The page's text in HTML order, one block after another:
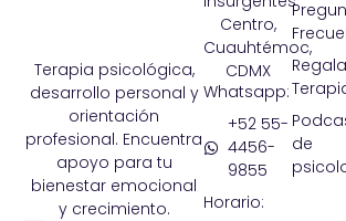
Terapia psicológica,
desarrollo personal y
orientación
profesional. Encuentra
apoyo para tu
bienestar emocional
y crecimiento.
Regala
de
Centro,
Cuauhtémoc,
CDMX
Whatsapp:
+52 55-
4456-
9855
Horario: